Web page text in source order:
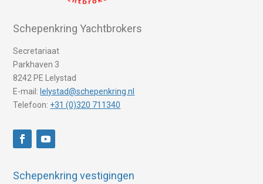
Schepenkring Yachtbrokers
Secretariaat
Parkhaven 3
8242 PE Lelystad
E-mail: lelystad@schepenkring.nl
Telefoon: +31 (0)320 711340
Schepenkring vestigingen